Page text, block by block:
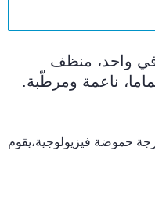
واحد، منظف
ناعمة ومرطّبة.
حموضة فيزيولوجية،يقوم